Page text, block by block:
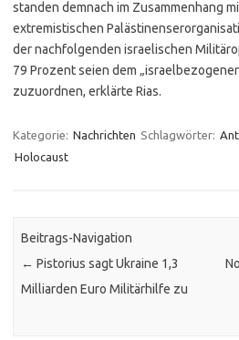
standen demnach im Zusammenhang
extremistischen
der nachfolgenden israelischen
79 Prozent seien dem
zuzuordnen, erklärte Rias.
Kategorie: Nachrichten Schlagwörter:
Holocaust
Beitrags-Navigation
← Pistorius sagt Ukraine 1,3
Milliarden Euro Militärhilfe zu